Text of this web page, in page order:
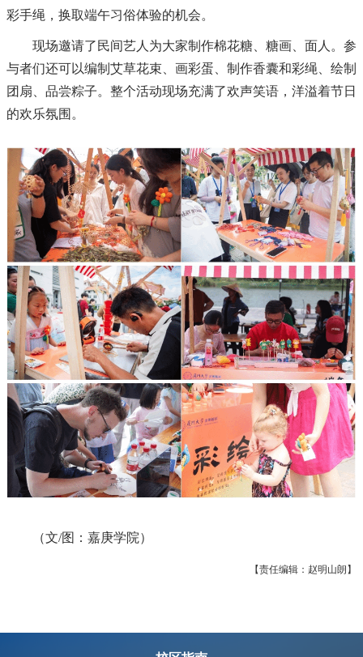
彩手绳，换取端午习俗体验的机会。
现场邀请了民间艺人为大家制作棉花糖、糖画、面人。参
与者们还可以编制艾草花束、画彩蛋、制作香囊和彩绳、绘制
团扇、品尝粽子。整个活动现场充满了欢声笑语，洋溢着节日
的欢乐氛围。
（文/图：嘉庚学院）
【责任编辑：赵明山朗】